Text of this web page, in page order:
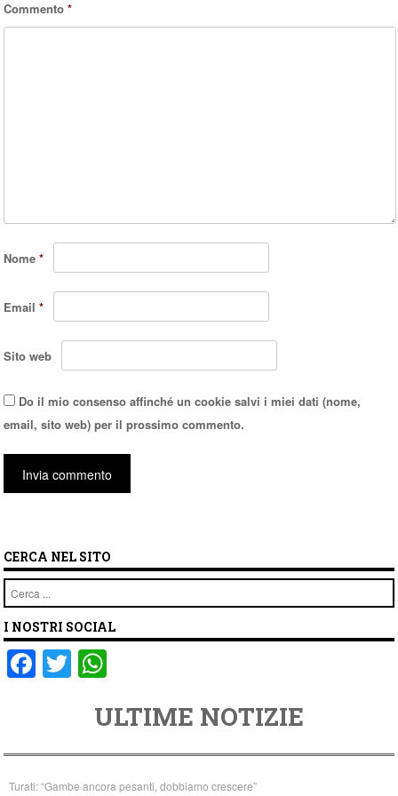
Commento*
Nome*
Email*
Sito web
Do il mio consenso affinché un cookie salvi i miei dati (nome,
email, sito web) per il prossimo commento.
CERCA NEL SITO
Cerca
I NOSTRI SOCIAL
F
a
e
b
T
wi
er
at
s
A
ULTIME NOTIZIE
Turati: “Gambe ancora pesanti, dobbiamo crescere”